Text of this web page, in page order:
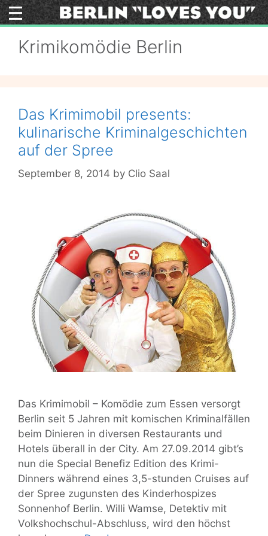
Skip
to
Krimikomödie Berlin
Das Krimimobil presents:
kulinarische Kriminalgeschichten
auf der Spree
September 8, 2014 by Clio Saal
Das Krimimobil – Komödie zum Essen versorgt
Berlin seit 5 Jahren mit komischen Kriminalfällen
beim Dinieren in diversen Restaurants und
Hotels überall in der City. Am 27.09.2014 gibt’s
nun die Special Benefiz Edition des Krimi-
Dinners während eines 3,5-stunden Cruises auf
der Spree zugunsten des Kinderhospizes
Sonnenhof Berlin. Willi Wamse, Detektiv mit
Volkshochschul-Abschluss, wird den höchst